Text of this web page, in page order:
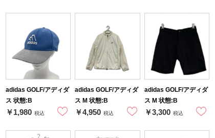
adidas GOLF/アディダ
ス 状態:B
￥1,980 税込
adidas GOLF/アディダ
ス M 状態:B
￥4,950 税込
adidas GOLF/アディダ
ス M 状態:B
￥3,300 税込